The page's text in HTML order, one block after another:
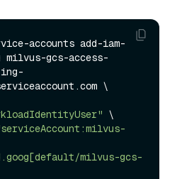
accounts add-iam-
gcs-access-
\
\
milvus-gcs-